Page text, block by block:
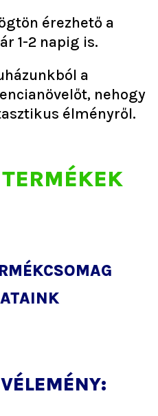
érezhető a
1-2 napig is.
a
nehogy
élményről.